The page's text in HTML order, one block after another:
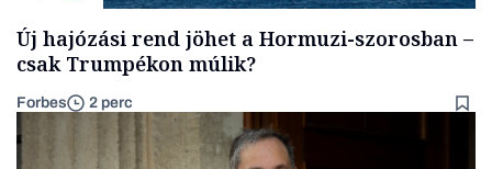
Új hajózási rend jöhet a Hormuzi-szorosban –
csak Trumpékon múlik?
Forbes 2 perc